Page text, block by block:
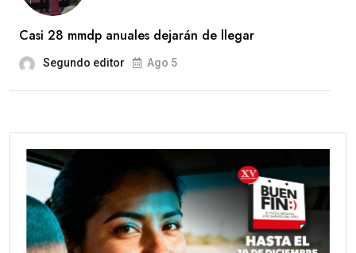
Casi 28 mmdp anuales dejarán de llegar
Segundo editor Ago 5